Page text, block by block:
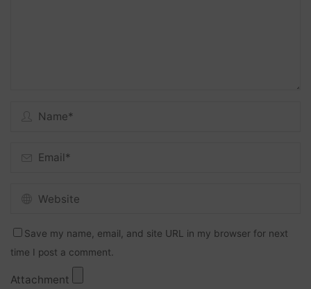
Save my name, email, and site URL in my browser for next
time I post a comment.
Attachment